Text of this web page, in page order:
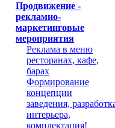
Продвижение -
рекламно-
маркетинговые
мероприятия
Реклама в меню
ресторанах, кафе,
барах
Формирование
концепции
заведения,
интерьера,
комплектация!